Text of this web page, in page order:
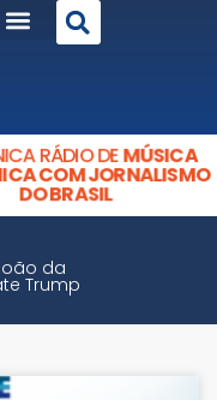
RÁDIO DEMÚSICA
COM JORNALISMO
DO BRASIL
da
Trump